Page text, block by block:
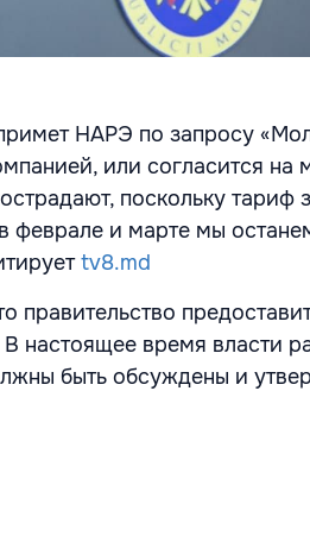
НАРЭ по запросу
или согласится на
поскольку тариф
феврале и марте мы
tv8.md
правительство
настоящее время власти
быть обсуждены и